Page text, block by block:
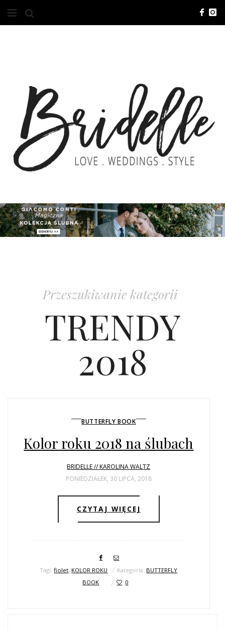
O NAS
KONTAKT
REKLAMA
ADVERTISING
ZGŁOSZENIA
ŚLUBNE STYLE
Przeszukiwanie kategorii
TRENDY
2018
BUTTERFLY BOOK
Kolor roku 2018 na ślubach
BRIDELLE // KAROLINA WALTZ
PONIEDZIAŁEK, 30 LIPCA, 2018
CZYTAJ WIĘCEJ
Tagi:fiolet, KOLOR ROKU Kategoria: BUTTERFLY
BOOK
0